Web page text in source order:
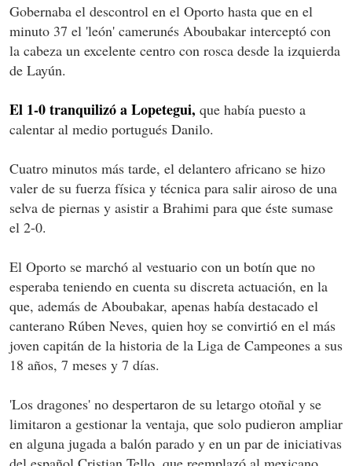
Gobernaba el descontrol en el Oporto hasta que en el
minuto 37 el 'león' camerunés Aboubakar interceptó con
la cabeza un excelente centro con rosca desde la izquierda
de Layún.
El 1-0 tranquilizó a Lopetegui, que había puesto a
calentar al medio portugués Danilo.
Cuatro minutos más tarde, el delantero africano se hizo
valer de su fuerza física y técnica para salir airoso de una
selva de piernas y asistir a Brahimi para que éste sumase
el 2-0.
El Oporto se marchó al vestuario con un botín que no
esperaba teniendo en cuenta su discreta actuación, en la
que, además de Aboubakar, apenas había destacado el
canterano Rúben Neves, quien hoy se convirtió en el más
joven capitán de la historia de la Liga de Campeones a sus
18 años, 7 meses y 7 días.
'Los dragones' no despertaron de su letargo otoñal y se
limitaron a gestionar la ventaja, que solo pudieron ampliar
en alguna jugada a balón parado y en un par de iniciativas